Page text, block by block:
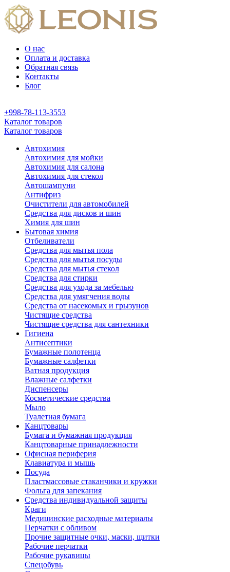
О нас
Оплата и доставка
Обратная связь
Контакты
Блог
+998-78-113-3553
Каталог товаров
Каталог товаров
Автохимия
Автохимия для мойки
Автохимия для салона
Автохимия для стекол
Автошампуни
Антифриз
Очистители для автомобилей
Средства для дисков и шин
Химия для шин
Бытовая химия
Отбеливатели
Средства для мытья пола
Средства для мытья посуды
Средства для мытья стекол
Средства для стирки
Средства для ухода за мебелью
Средства для умягчения воды
Средства от насекомых и грызунов
Чистящие средства
Чистящие средства для сантехники
Гигиена
Антисептики
Бумажные полотенца
Бумажные салфетки
Ватная продукция
Влажные салфетки
Диспенсеры
Косметические средства
Мыло
Туалетная бумага
Канцтовары
Бумага и бумажная продукция
Канцтоварные принадлежности
Офисная периферия
Клавиатура и мышь
Посуда
Пластмассовые стаканчики и кружки
Фольга для запекания
Средства индивидуальной защиты
Краги
Медицинские расходные материалы
Перчатки с обливом
Прочие защитные очки, маски, щитки
Рабочие перчатки
Рабочие рукавицы
Спецобувь